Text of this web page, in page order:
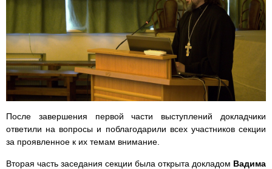
После завершения первой части выступлений докладчики
ответили на вопросы и поблагодарили всех участников секции
за проявленное к их темам внимание.
Вторая часть заседания секции была открыта докладом Вадима